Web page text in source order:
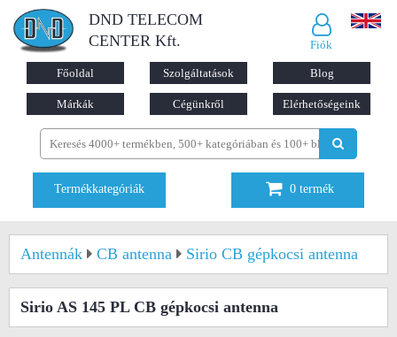
DND TELECOM
CENTER Kft.
Fiók
Főoldal Szolgáltatások Blog
Márkák Cégünkről Elérhetőségeink
Termékkategóriák 0 termék
Antennák CB antenna Sirio CB gépkocsi antenna
Sirio AS 145 PL CB gépkocsi antenna